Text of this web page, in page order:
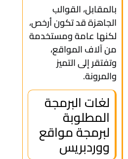
بالمقابل، القوالب
الجاهزة قد تكون أرخص،
لكنها عامة ومستخدمة
من آلاف المواقع،
وتفتقر إلى التميز
والمرونة.
لغات البرمجة
المطلوبة
لبرمجة مواقع
ووردبريس